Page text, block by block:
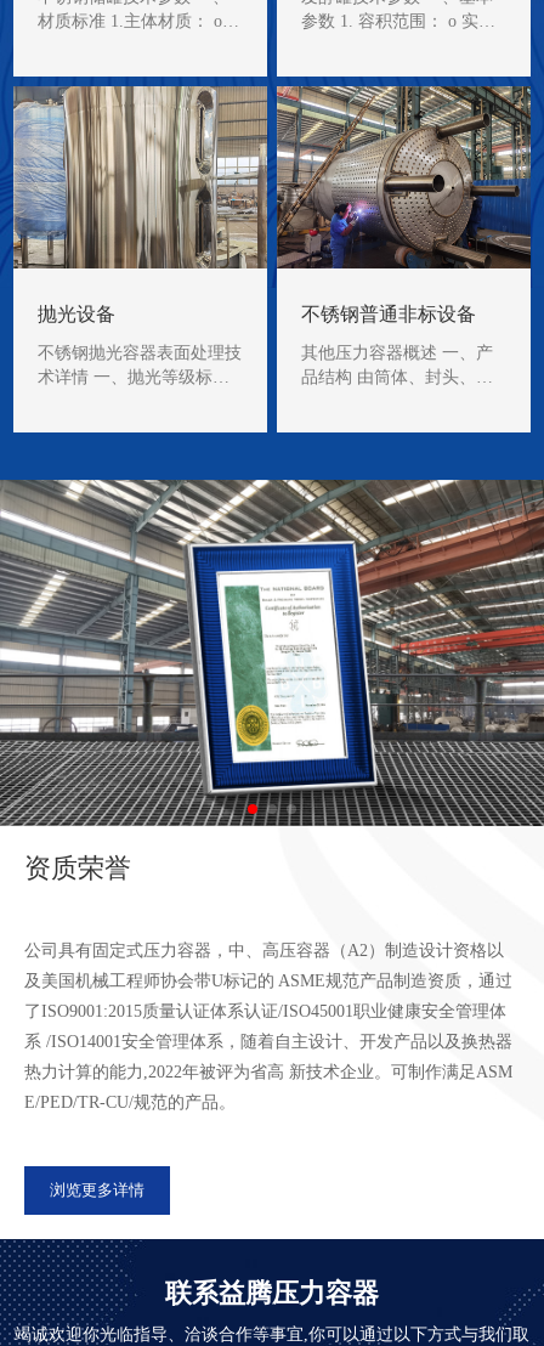
材质标准 1.主体材质： o 3
参数 1. 容积范围： o 实验
抛光设备
不锈钢抛光容器表面处理技
术详情 一、抛光等级标准
不锈钢普通非标设备
其他压力容器概述 一、产
品结构 由筒体、封头、法
资质荣誉
公司具有固定式压力容器，中、高压容器（A2）制造设计资格以
及美国机械工程师协会带U标记的 ASME规范产品制造资质，通过
了ISO9001:2015质量认证体系认证/ISO45001职业健康安全管理体
系 /ISO14001安全管理体系，随着自主设计、开发产品以及换热器
热力计算的能力,2022年被评为省高 新技术企业。可制作满足ASM
E/PED/TR-CU/规范的产品。
浏览更多详情
联系益腾压力容器
竭诚欢迎你光临指导、洽谈合作等事宜,你可以通过以下方式与我们取